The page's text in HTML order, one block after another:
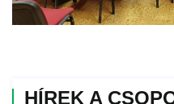
HÍREK A